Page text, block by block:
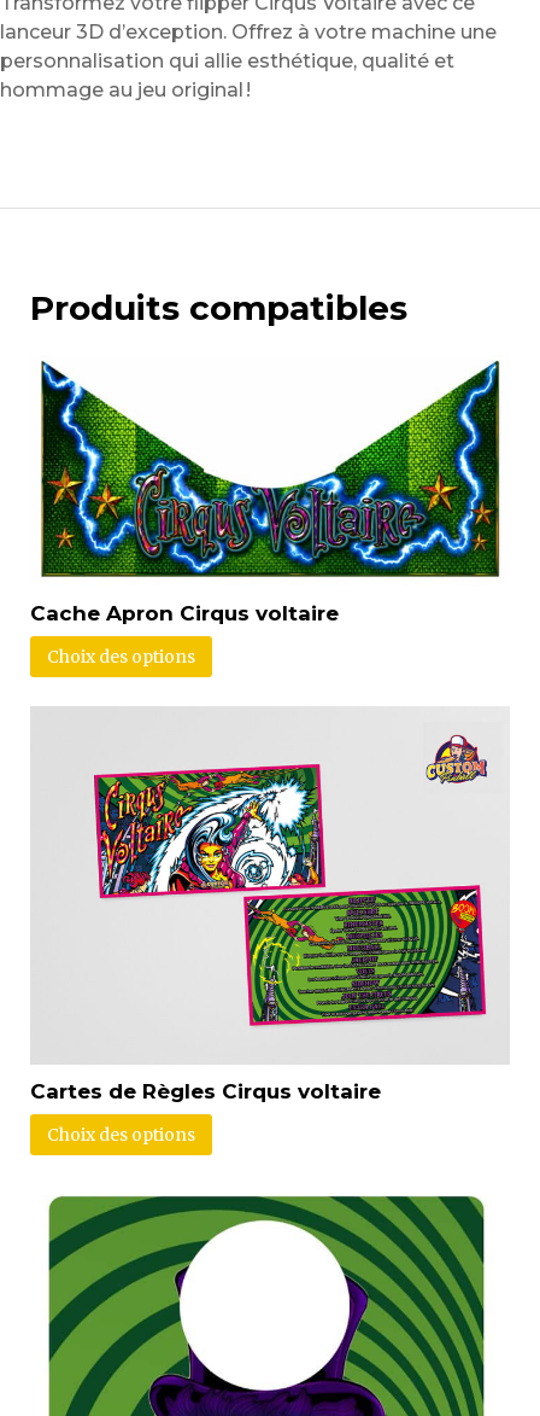
lanceur 3D d’exception. Offrez à votre machine une
personnalisation qui allie esthétique, qualité et
hommage au jeu original !
Produits compatibles
Cache Apron Cirqus voltaire
Choix des options
Cartes de Règles Cirqus voltaire
Choix des options